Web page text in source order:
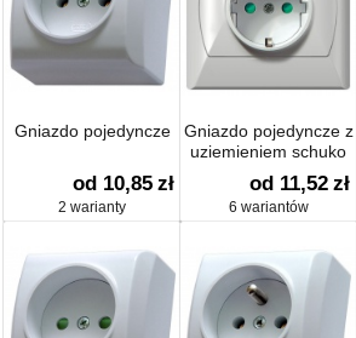
Gniazdo pojedyncze
od 10,85 zł
2 warianty
Gniazdo pojedyncze z
uziemieniem schuko
od 11,52 zł
6 wariantów